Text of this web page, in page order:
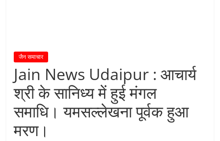
जैन समाचार
Jain News Udaipur : आचार्य
श्री के सानिध्य में हुई मंगल
समाधि। यमसल्लेखना पूर्वक हुआ
मरण।